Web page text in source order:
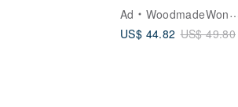
dark
Ad
WoodmadeWonderwood
US$ 44.82 US$ 49.80